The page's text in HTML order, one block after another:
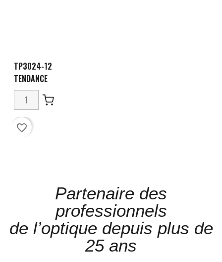
TP3024-12
TENDANCE
favorite_border
Partenaire des
professionnels
de l’optique depuis plus de
25 ans